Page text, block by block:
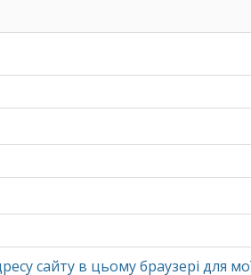
сайту в цьому браузері для